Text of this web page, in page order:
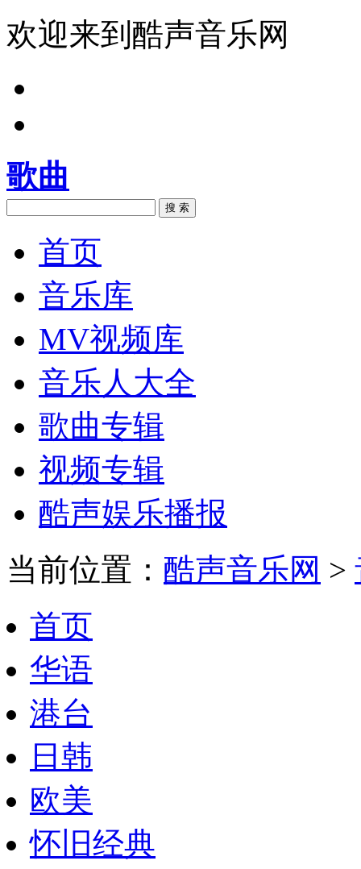
欢迎来到酷声音乐网
歌曲
搜 索
首页
音乐库
MV视频库
音乐人大全
歌曲专辑
视频专辑
酷声娱乐播报
当前位置： 酷声音乐网 >
首页
华语
港台
日韩
欧美
怀旧经典